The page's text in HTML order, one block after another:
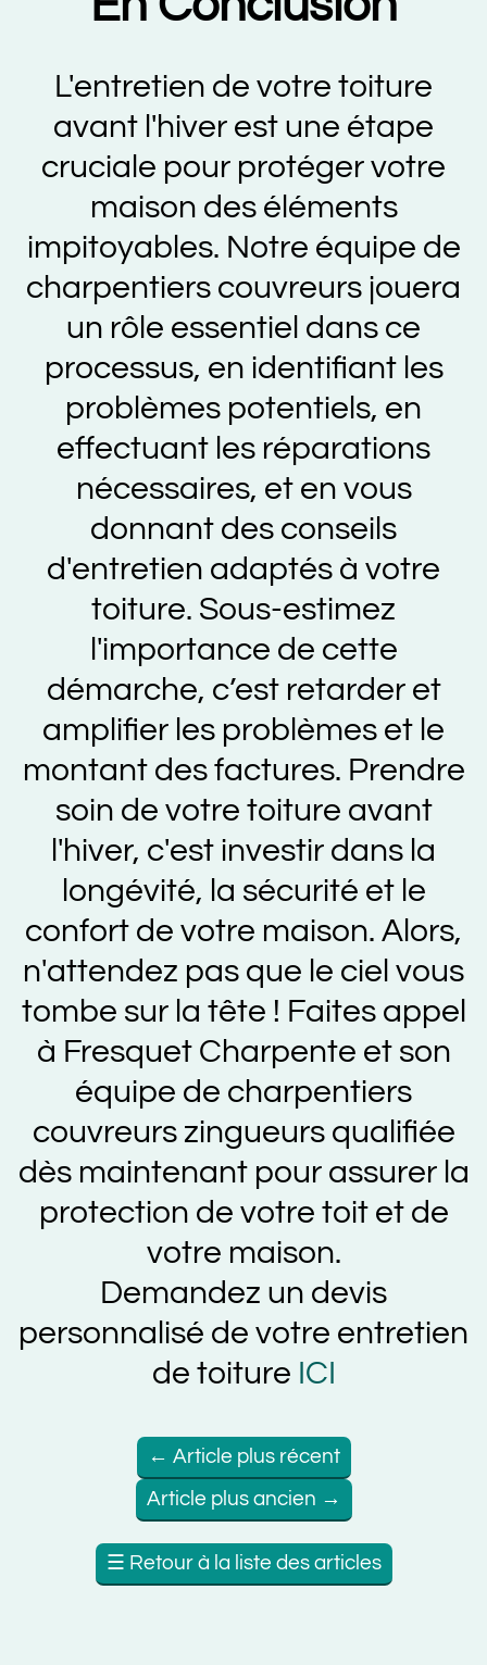
L'entretien de votre toiture
avant l'hiver est une étape
cruciale pour protéger votre
maison des éléments
impitoyables. Notre équipe de
charpentiers couvreurs jouera
un rôle essentiel dans ce
processus, en identifiant les
problèmes potentiels, en
effectuant les réparations
nécessaires, et en vous
donnant des conseils
d'entretien adaptés à votre
toiture. Sous-estimez
l'importance de cette
démarche, c’est retarder et
amplifier les problèmes et le
montant des factures. Prendre
soin de votre toiture avant
l'hiver, c'est investir dans la
longévité, la sécurité et le
confort de votre maison. Alors,
n'attendez pas que le ciel vous
tombe sur la tête ! Faites appel
à Fresquet Charpente et son
équipe de charpentiers
couvreurs zingueurs qualifiée
dès maintenant pour assurer la
protection de votre toit et de
votre maison.
Demandez un devis
personnalisé de votre entretien
de toiture ICI
← Article plus récent
Article plus ancien →
☰ Retour à la liste des articles